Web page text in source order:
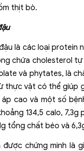
thịt bò.
là các loại protein
chứa cholesterol tự
và phytates, là
thực vật có thể giúp
áp cao và một số
134,5 calo,
tổng chất béo và
được chứng minh là